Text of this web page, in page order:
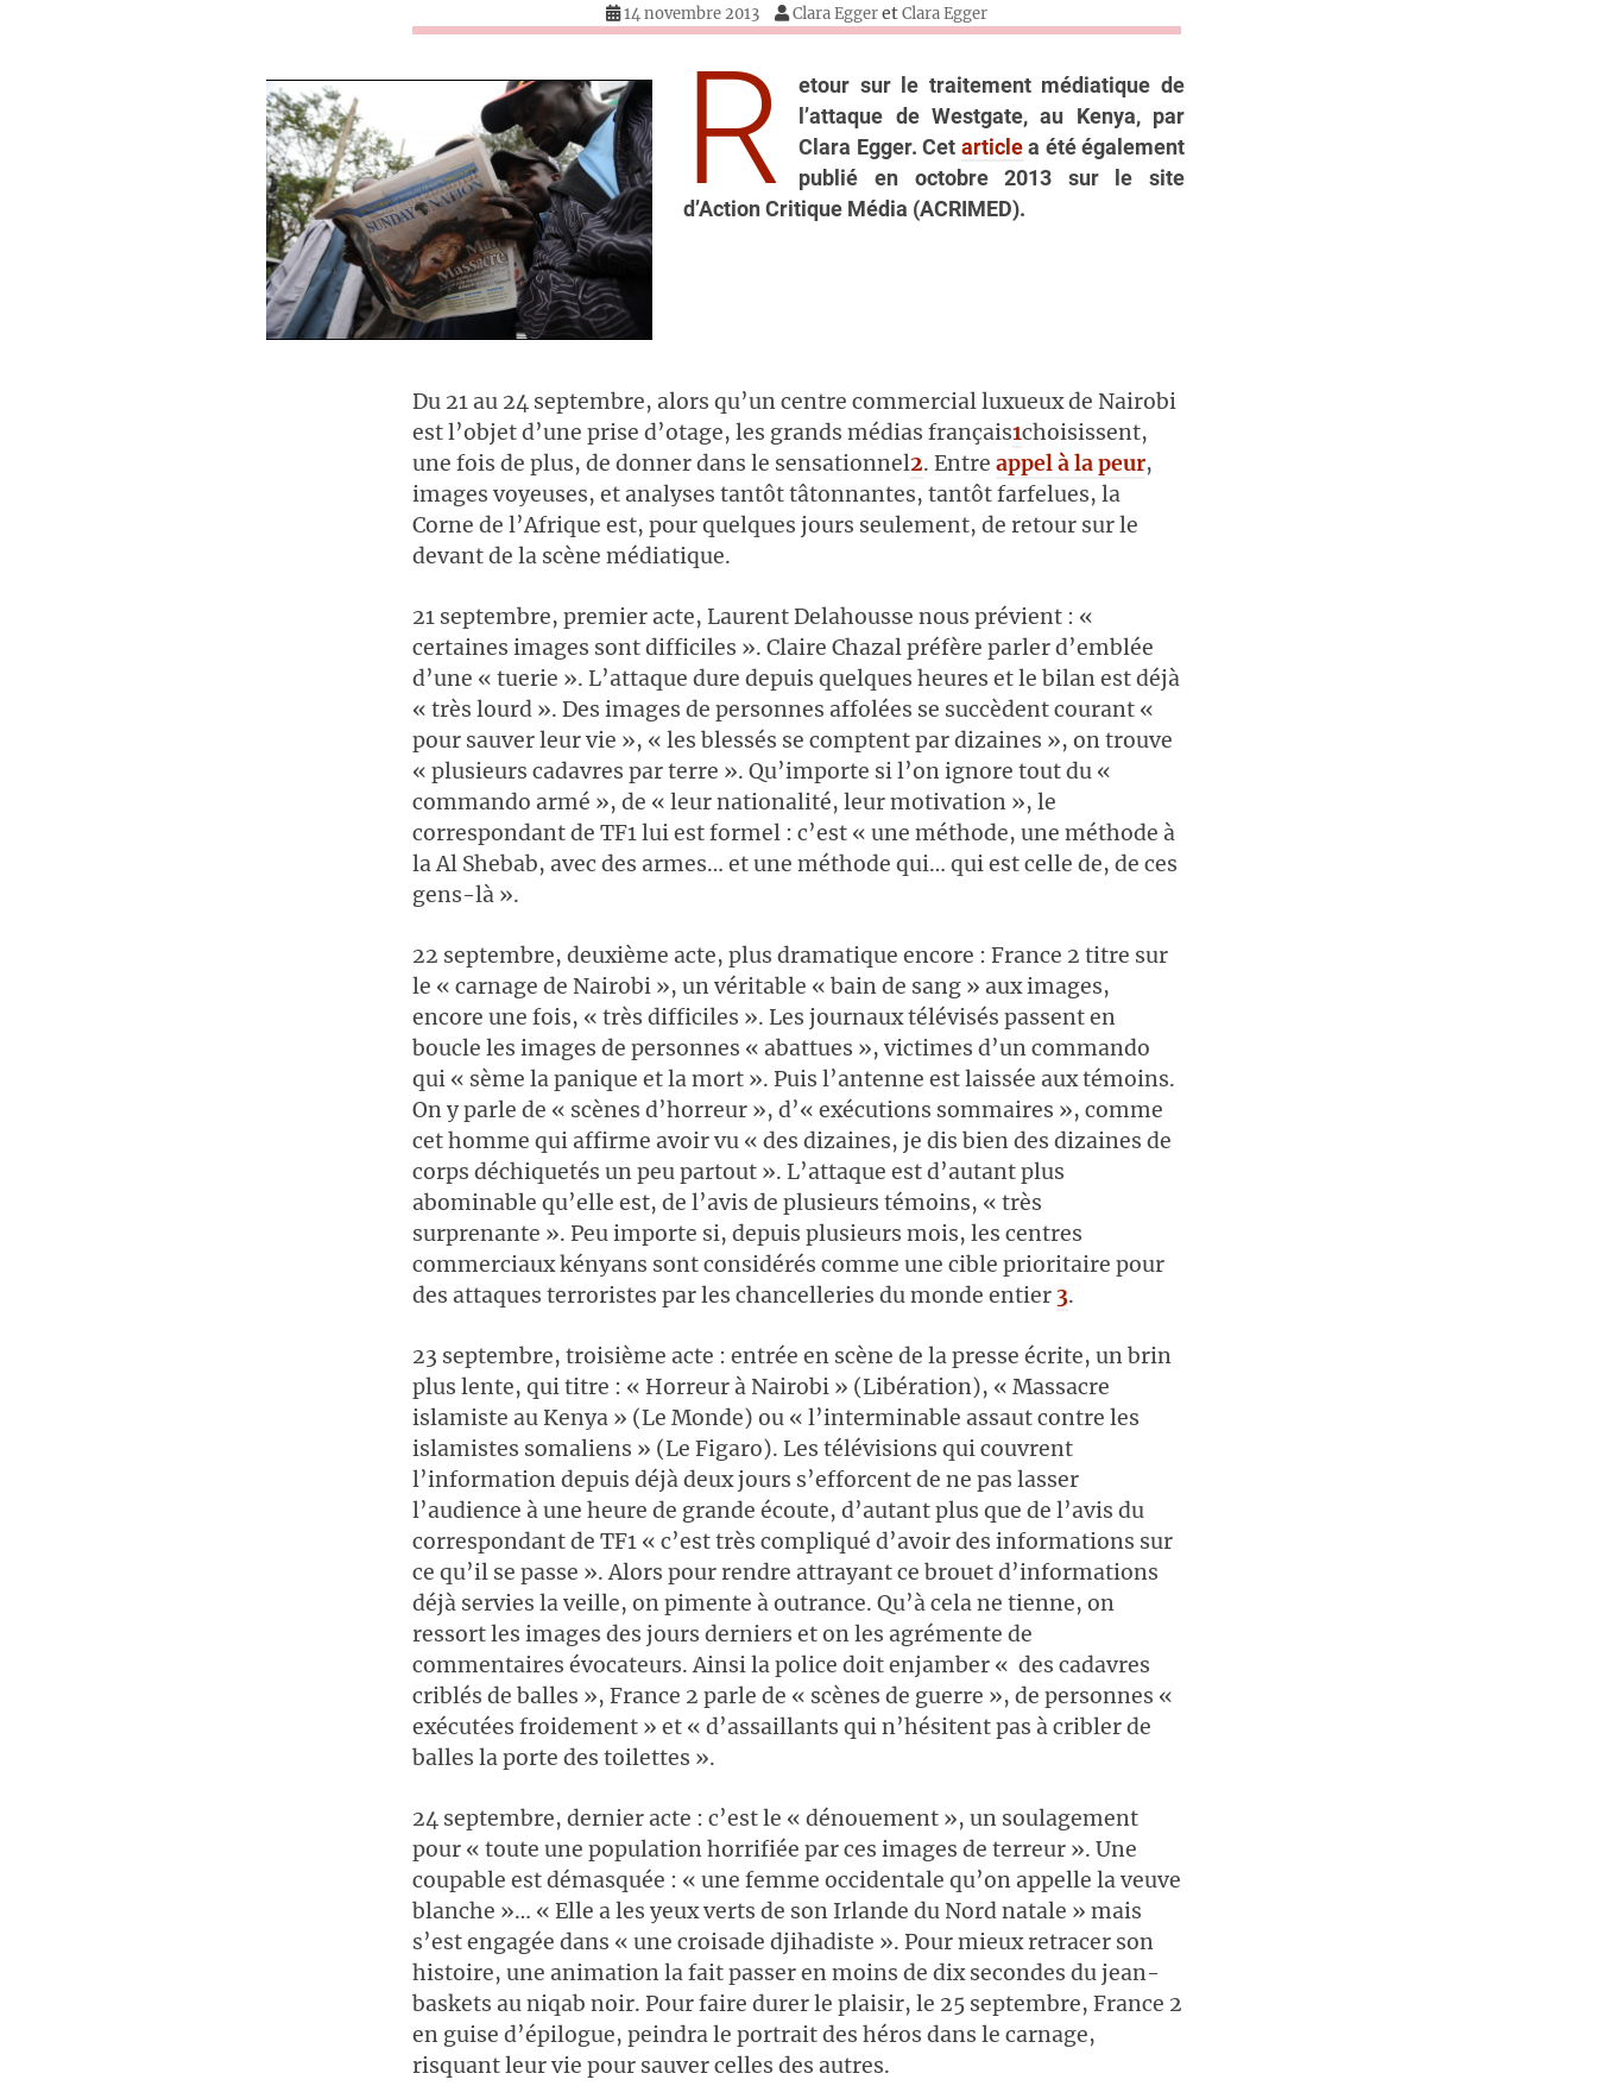
14 novembre 2013 Clara EggeretClara Egger
R
etour sur le traitement médiatique de
l’attaque de Westgate, au Kenya, par
Clara Egger. Cet articlea été également
publié en octobre 2013 sur le site
d’Action Critique Média (ACRIMED).
Du 21 au 24 septembre, alors qu’un centre commercial luxueux de Nairobi
est l’objet d’une prise d’otage, les grands médias français1choisissent,
une fois de plus, de donner dans le sensationnel2. Entre appel à la peur,
images voyeuses, et analyses tantôt tâtonnantes, tantôt farfelues, la
Corne de l’Afrique est, pour quelques jours seulement, de retour sur le
devant de la scène médiatique.
21 septembre, premier acte, Laurent Delahousse nous prévient : «
certaines images sont difficiles ». Claire Chazal préfère parler d’emblée
d’une « tuerie ». L’attaque dure depuis quelques heures et le bilan est déjà
« très lourd ». Des images de personnes affolées se succèdent courant «
pour sauver leur vie », « les blessés se comptent par dizaines », on trouve
« plusieurs cadavres par terre ». Qu’importe si l’on ignore tout du «
commando armé », de « leur nationalité, leur motivation », le
correspondant de TF1 lui est formel : c’est « une méthode, une méthode à
la Al Shebab, avec des armes… et une méthode qui… qui est celle de, de ces
gens-là ».
22 septembre, deuxième acte, plus dramatique encore : France 2 titre sur
le « carnage de Nairobi », un véritable « bain de sang » aux images,
encore une fois, « très difficiles ». Les journaux télévisés passent en
boucle les images de personnes « abattues », victimes d’un commando
qui « sème la panique et la mort ». Puis l’antenne est laissée aux témoins.
On y parle de « scènes d’horreur », d’« exécutions sommaires », comme
cet homme qui affirme avoir vu « des dizaines, je dis bien des dizaines de
corps déchiquetés un peu partout ». L’attaque est d’autant plus
abominable qu’elle est, de l’avis de plusieurs témoins, « très
surprenante ». Peu importe si, depuis plusieurs mois, les centres
commerciaux kényans sont considérés comme une cible prioritaire pour
des attaques terroristes par les chancelleries du monde entier 3.
23 septembre, troisième acte : entrée en scène de la presse écrite, un brin
plus lente, qui titre : « Horreur à Nairobi » (Libération), « Massacre
islamiste au Kenya » (Le Monde) ou « l’interminable assaut contre les
islamistes somaliens » (Le Figaro). Les télévisions qui couvrent
l’information depuis déjà deux jours s’efforcent de ne pas lasser
l’audience à une heure de grande écoute, d’autant plus que de l’avis du
correspondant de TF1 « c’est très compliqué d’avoir des informations sur
ce qu’il se passe ». Alors pour rendre attrayant ce brouet d’informations
déjà servies la veille, on pimente à outrance. Qu’à cela ne tienne, on
ressort les images des jours derniers et on les agrémente de
commentaires évocateurs. Ainsi la police doit enjamber « des cadavres
criblés de balles », France 2 parle de « scènes de guerre », de personnes «
exécutées froidement » et « d’assaillants qui n’hésitent pas à cribler de
balles la porte des toilettes ».
24 septembre, dernier acte : c’est le « dénouement », un soulagement
pour « toute une population horrifiée par ces images de terreur ». Une
coupable est démasquée : « une femme occidentale qu’on appelle la veuve
blanche »… « Elle a les yeux verts de son Irlande du Nord natale » mais
s’est engagée dans « une croisade djihadiste ». Pour mieux retracer son
histoire, une animation la fait passer en moins de dix secondes du jean-
baskets au niqab noir. Pour faire durer le plaisir, le 25 septembre, France 2
en guise d’épilogue, peindra le portrait des héros dans le carnage,
risquant leur vie pour sauver celles des autres.